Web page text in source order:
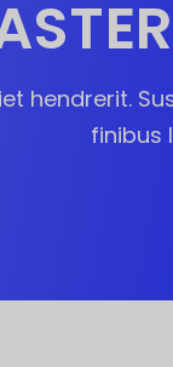
hendrerit.
finibus